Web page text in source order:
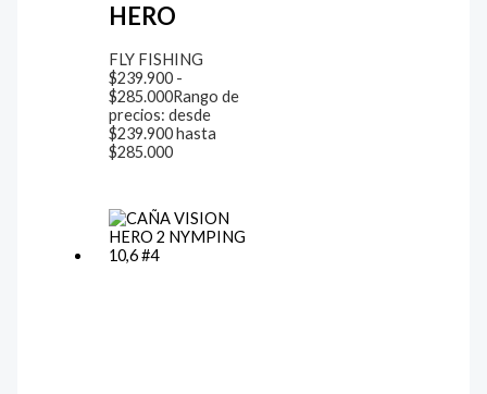
HERO
FLY FISHING
$239.900 -
$285.000Rango de
precios: desde
$239.900 hasta
$285.000